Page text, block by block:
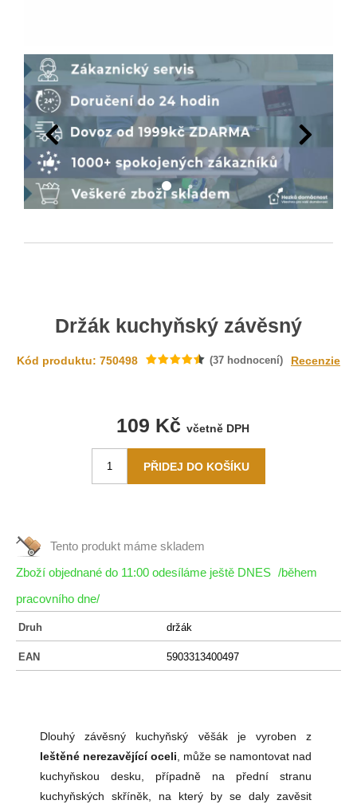
Držák kuchyňský závěsný
Kód produktu: 750498 (37 hodnocení) Recenzie
109 Kč včetně DPH
Tento produkt máme skladem
Zboží objednané do 11:00 odesíláme ještě DNES /během
pracovního dne/
Druh držák
EAN 5903313400497
Dlouhý závěsný kuchyňský věšák je vyroben z
leštěné nerezavějící oceli , může se namontovat nad
kuchyňskou desku, případně na přední stranu
kuchyňských skříněk, na který by se daly zavěsit